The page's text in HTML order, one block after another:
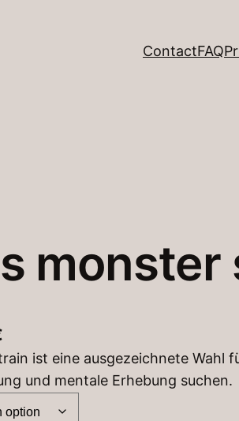
ContactFAQ
monster
r
i
c
ist eine ausgezeichnete Wahl
und mentale Erhebung suchen.